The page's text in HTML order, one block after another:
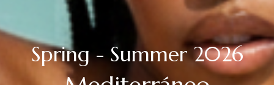
Spring - Summer 2026